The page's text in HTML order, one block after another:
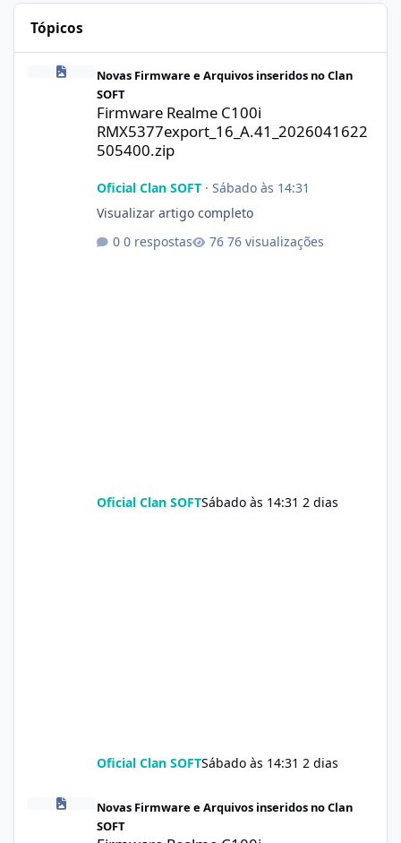
Tópicos
Firmware Realme C100i
Novas Firmware e Arquivos inseridos no Clan
SOFT
Firmware Realme C100i
RMX5377export_16_A.41_2026041622
505400.zip
Oficial Clan SOFT· Sábado às 14:31
Visualizar artigo completo
0 respostas
76 visualizações
Oficial Clan SOFTSábado às 14:31 2 dias
Oficial Clan SOFTSábado às 14:31 2 dias
Novas Firmware e Arquivos inseridos no Clan
SOFT